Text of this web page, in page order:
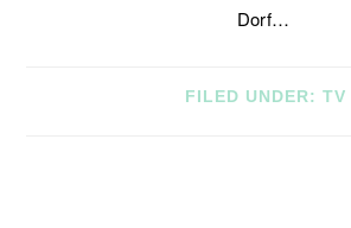
Dorf…
FILED UNDER: TV